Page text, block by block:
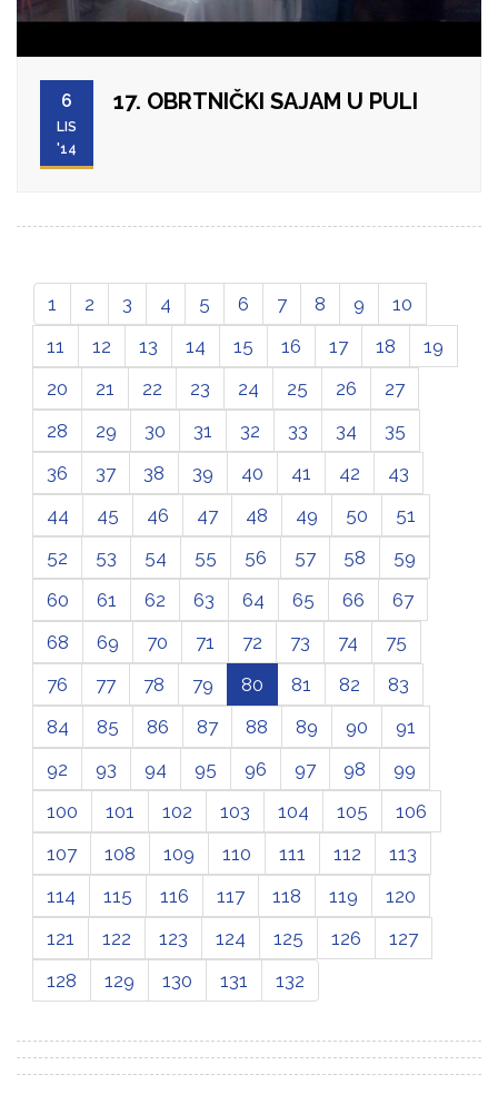
6
LIS
'14
17. OBRTNIČKI SAJAM U PULI
1 2 3 4 5 6 7 8 9
10
11
12 13 14 15 16 17 18
19
20
21 22 23 24 25 26
27
28
29 30 31 32 33 34
35
36
37 38 39 40 41 42
43
44
45 46 47 48 49 50
51
52
53 54 55 56 57 58
59
60
61 62 63 64 65 66
67
68
69 70 71 72 73 74
75
76
77 78 79 80 81 82
83
84
85 86 87 88 89 90
91
92
93 94 95 96 97 98
99
100
101 102 103 104 105
106
107
108 109 110 111 112
113
114
115 116 117 118 119
120
121
122 123 124 125 126
127
128
129 130 131 132